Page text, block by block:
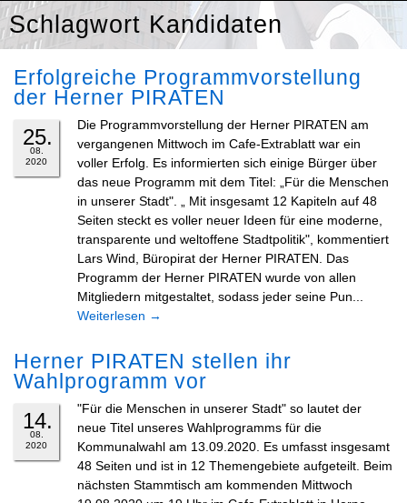
Schlagwort Kandidaten
Erfolgreiche Programmvorstellung
der Herner PIRATEN
25.
08.
2020
Die Programmvorstellung der Herner PIRATEN am
vergangenen Mittwoch im Cafe-Extrablatt war ein
voller Erfolg. Es informierten sich einige Bürger über
das neue Programm mit dem Titel: „Für die Menschen
in unserer Stadt". „ Mit insgesamt 12 Kapiteln auf 48
Seiten steckt es voller neuer Ideen für eine moderne,
transparente und weltoffene Stadtpolitik", kommentiert
Lars Wind, Büropirat der Herner PIRATEN. Das
Programm der Herner PIRATEN wurde von allen
Mitgliedern mitgestaltet, sodass jeder seine Pun...
Weiterlesen →
Herner PIRATEN stellen ihr
Wahlprogramm vor
14.
08.
2020
"Für die Menschen in unserer Stadt" so lautet der
neue Titel unseres Wahlprogramms für die
Kommunalwahl am 13.09.2020. Es umfasst insgesamt
48 Seiten und ist in 12 Themengebiete aufgeteilt. Beim
nächsten Stammtisch am kommenden Mittwoch